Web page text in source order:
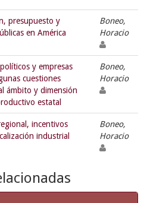
presupuesto y
en América
Boneo,
Horacio
y empresas
cuestiones
ámbito y dimensión
estatal
Boneo,
Horacio
incentivos
industrial
Boneo,
Horacio